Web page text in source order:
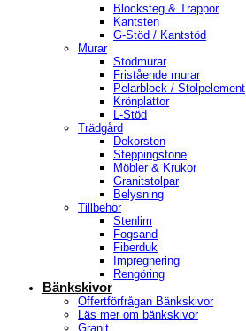
Blocksteg & Trappor
Kantsten
G-Stöd / Kantstöd
Murar
Stödmurar
Fristående murar
Pelarblock / Stolpelement
Krönplattor
L-Stöd
Trädgård
Dekorsten
Steppingstone
Möbler & Krukor
Granitstolpar
Belysning
Tillbehör
Stenlim
Fogsand
Fiberduk
Impregnering
Rengöring
Bänkskivor
Offertförfrågan Bänkskivor
Läs mer om bänkskivor
Granit